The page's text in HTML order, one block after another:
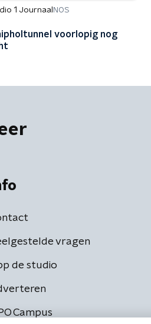
1 Journaal NOS
voorlopig nog
vragen
de studio
Campus